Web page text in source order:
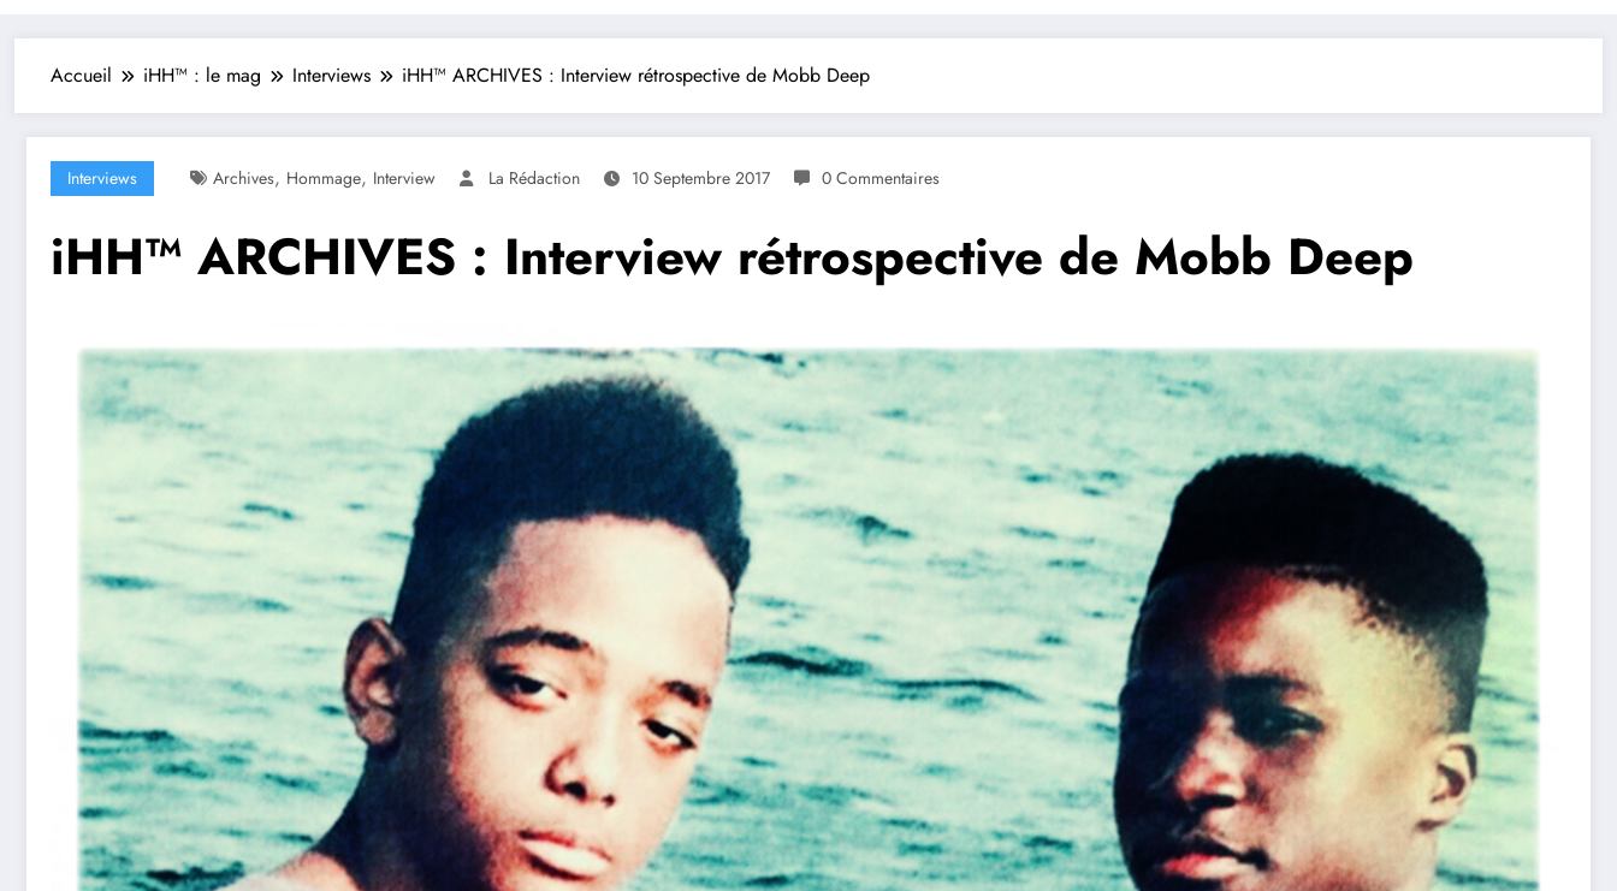
Accueil iHH™ : le mag Interviews iHH™ ARCHIVES : Interview rétrospective de Mobb Deep
Interviews Archives, Hommage, Interview La Rédaction 10 Septembre 2017 0 Commentaires
iHH™ ARCHIVES : Interview rétrospective de Mobb Deep